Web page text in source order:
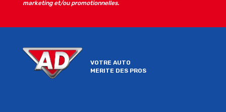
VOTRE AUTO
MERITE DES PROS
marketing et/ou promotionnelles.